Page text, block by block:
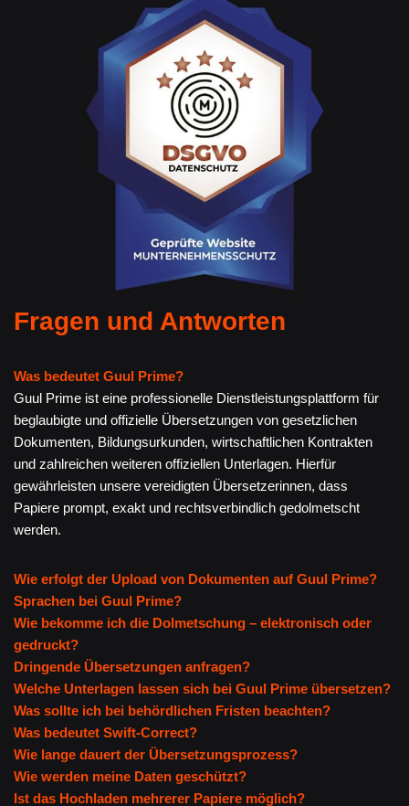
Fragen und Antworten
Was bedeutet Guul Prime?
Guul Prime ist eine professionelle Dienstleistungsplattform für
beglaubigte und offizielle Übersetzungen von gesetzlichen
Dokumenten, Bildungsurkunden, wirtschaftlichen Kontrakten
und zahlreichen weiteren offiziellen Unterlagen. Hierfür
gewährleisten unsere vereidigten Übersetzerinnen, dass
Papiere prompt, exakt und rechtsverbindlich gedolmetscht
werden.
Wie erfolgt der Upload von Dokumenten auf Guul Prime?
Sprachen bei Guul Prime?
Wie bekomme ich die Dolmetschung – elektronisch oder
gedruckt?
Dringende Übersetzungen anfragen?
Welche Unterlagen lassen sich bei Guul Prime übersetzen?
Was sollte ich bei behördlichen Fristen beachten?
Was bedeutet Swift-Correct?
Wie lange dauert der Übersetzungsprozess?
Wie werden meine Daten geschützt?
Ist das Hochladen mehrerer Papiere möglich?